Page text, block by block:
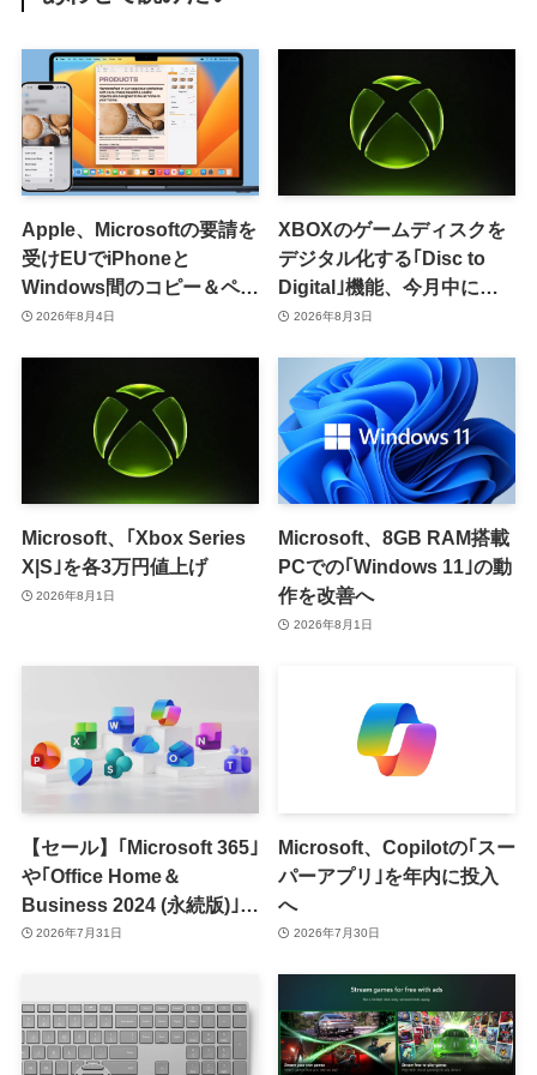
Apple、Microsoftの要請を
受けEUでiPhoneと
Windows間のコピー＆ペー
スト機能を提供へ
2026年8月4日
XBOXのゲームディスクを
デジタル化する｢Disc to
Digital｣機能、今月中に提
供開始か
2026年8月3日
Microsoft、｢Xbox Series
X|S｣を各3万円値上げ
2026年8月1日
Microsoft、8GB RAM搭載
PCでの｢Windows 11｣の動
作を改善へ
2026年8月1日
【セール】｢Microsoft 365｣
や｢Office Home＆
Business 2024 (永続版)｣が
｢Amazon暮らし応援サマ
2026年7月31日
Microsoft、Copilotの｢スー
パーアプリ｣を年内に投入
へ
2026年7月30日